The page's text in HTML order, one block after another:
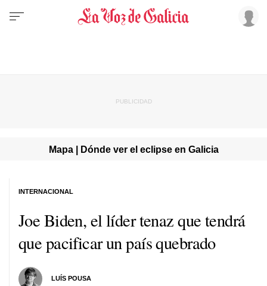
Mapa | Dónde ver el eclipse en Galicia
Joe Biden, el líder tenaz que tendrá
que pacificar un país quebrado
LUÍS POUSA
INTERNACIONAL